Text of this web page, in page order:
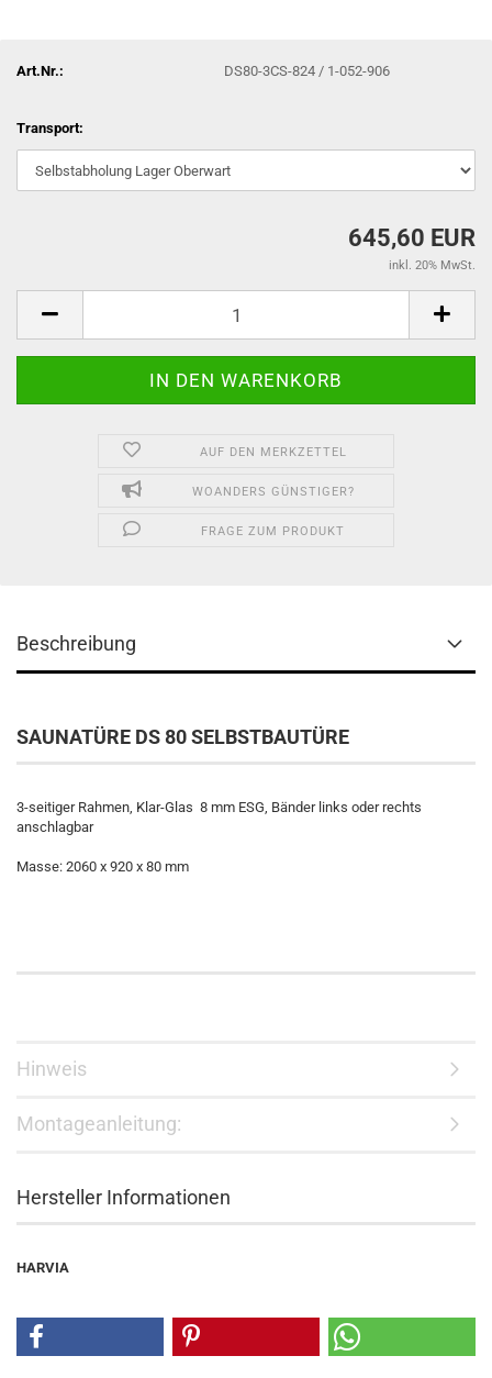
Art.Nr.: DS80-3CS-824 / 1-052-906
Transport:
645,60 EUR
inkl. 20% MwSt.
AUF DEN MERKZETTEL
WOANDERS GÜNSTIGER?
FRAGE ZUM PRODUKT
Beschreibung
SAUNATÜRE DS 80 SELBSTBAUTÜRE
3-seitiger Rahmen, Klar-Glas 8 mm ESG, Bänder links oder rechts
anschlagbar
Masse: 2060 x 920 x 80 mm
Hinweis
Montageanleitung:
Hersteller Informationen
HARVIA